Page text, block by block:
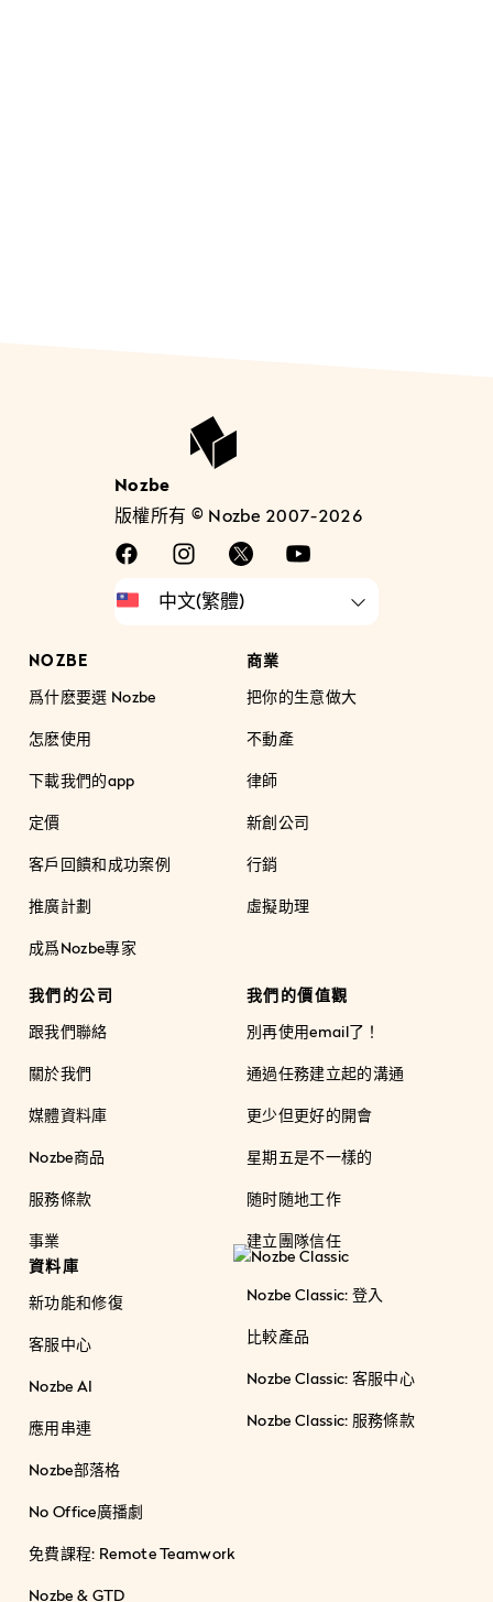
Nozbe
版權所有 © Nozbe 2007-2026
NOZBE
爲什麽要選 Nozbe
怎麽使用
下載我們的app
定價
客戶回饋和成功案例
推廣計劃
成爲Nozbe專家
商業
把你的生意做大
不動產
律師
新創公司
行銷
虛擬助理
我們的公司
跟我們聯絡
關於我們
媒體資料庫
Nozbe商品
服務條款
事業
我們的價值觀
別再使用email了！
通過任務建立起的溝通
更少但更好的開會
星期五是不一樣的
随时随地工作
建立團隊信任
資料庫
新功能和修復
客服中心
Nozbe AI
應用串連
Nozbe部落格
No Office廣播劇
免費課程: Remote Teamwork
Nozbe & GTD
Nozbe Classic: 登入
比較產品
Nozbe Classic: 客服中心
Nozbe Classic: 服務條款